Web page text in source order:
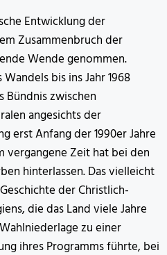
Entwicklung der
Zusammenbruch der
Wende genommen.
bis ins Jahr 1968
Bündnis zwischen
angesichts der
erst Anfang der 1990er Jahre
Zeit hat bei den
hinterlassen. Das vielleicht
der Christlich-
die das Land viele Jahre
zu einer
ihres Programms führte, bei